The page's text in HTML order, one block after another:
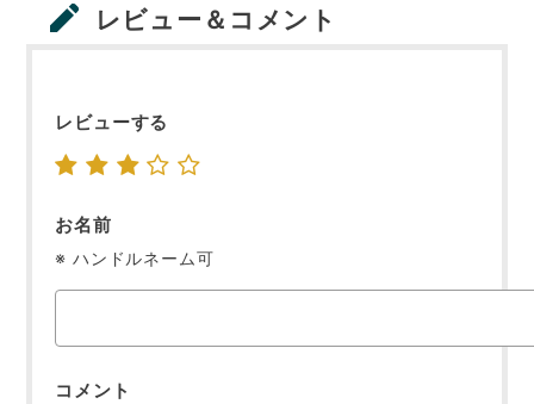
レビュー＆コメント
レビューする
お名前
※ ハンドルネーム可
コメント